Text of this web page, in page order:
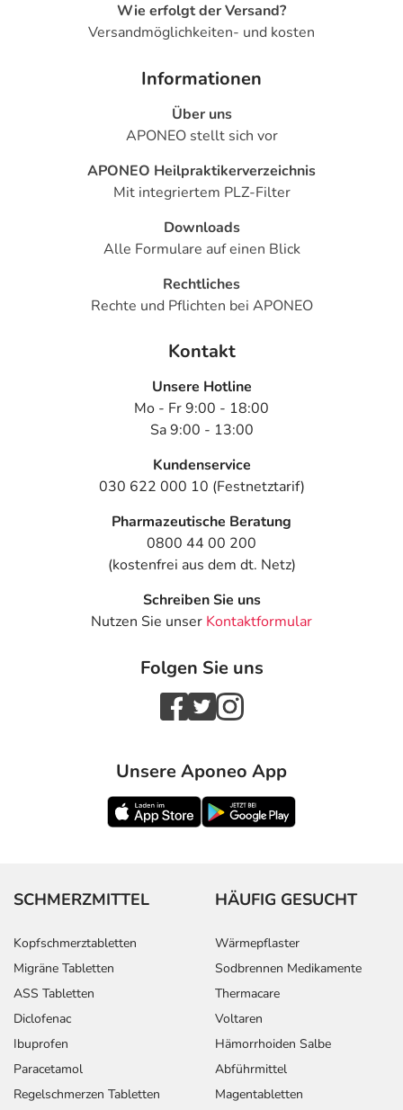
Wie erfolgt der Versand?
Versandmöglichkeiten- und kosten
Informationen
Über uns
APONEO stellt sich vor
APONEO Heilpraktikerverzeichnis
Mit integriertem PLZ-Filter
Downloads
Alle Formulare auf einen Blick
Rechtliches
Rechte und Pflichten bei APONEO
Kontakt
Unsere Hotline
Mo - Fr 9:00 - 18:00
Sa 9:00 - 13:00
Kundenservice
030 622 000 10 (Festnetztarif)
Pharmazeutische Beratung
0800 44 00 200
(kostenfrei aus dem dt. Netz)
Schreiben Sie uns
Nutzen Sie unser Kontaktformular
Folgen Sie uns
Unsere Aponeo App
SCHMERZMITTEL
Kopfschmerztabletten
Migräne Tabletten
ASS Tabletten
Diclofenac
Ibuprofen
Paracetamol
Regelschmerzen Tabletten
HÄUFIG GESUCHT
Wärmepflaster
Sodbrennen Medikamente
Thermacare
Voltaren
Hämorrhoiden Salbe
Abführmittel
Magentabletten